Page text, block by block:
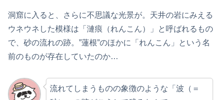
洞窟に入ると、さらに不思議な光景が。天井の岩にみえる
ウネウネした模様は「漣痕（れんこん）」と呼ばれるもの
で、砂の流れの跡。”蓮根”のほかに「れんこん」という名
前のものが存在していたのか…
流れてしまうものの象徴のような「波（＝